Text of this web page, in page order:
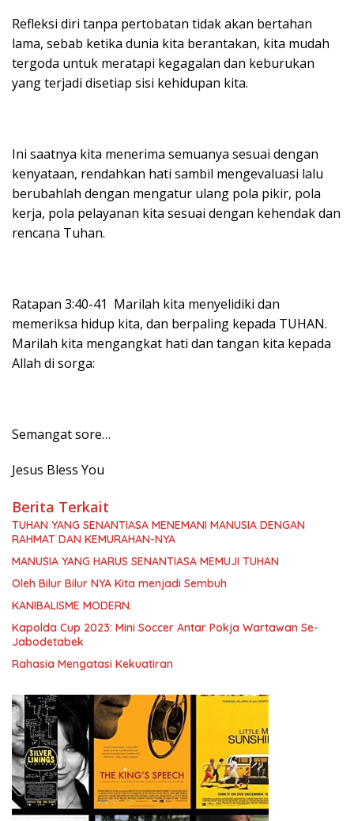
Refleksi diri tanpa pertobatan tidak akan bertahan
lama, sebab ketika dunia kita berantakan, kita mudah
tergoda untuk meratapi kegagalan dan keburukan
yang terjadi disetiap sisi kehidupan kita.
Ini saatnya kita menerima semuanya sesuai dengan
kenyataan, rendahkan hati sambil mengevaluasi lalu
berubahlah dengan mengatur ulang pola pikir, pola
kerja, pola pelayanan kita sesuai dengan kehendak dan
rencana Tuhan.
Ratapan 3:40-41 Marilah kita menyelidiki dan
memeriksa hidup kita, dan berpaling kepada TUHAN.
Marilah kita mengangkat hati dan tangan kita kepada
Allah di sorga:
Semangat sore…
Jesus Bless You
Berita Terkait
TUHAN YANG SENANTIASA MENEMANI MANUSIA DENGAN
RAHMAT DAN KEMURAHAN-NYA
MANUSIA YANG HARUS SENANTIASA MEMUJI TUHAN
Oleh Bilur Bilur NYA Kita menjadi Sembuh
KANIBALISME MODERN.
Kapolda Cup 2023: Mini Soccer Antar Pokja Wartawan Se-
Jabodetabek
Rahasia Mengatasi Kekuatiran